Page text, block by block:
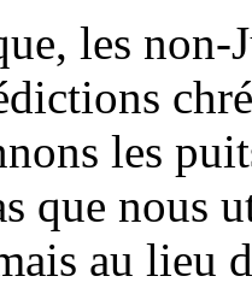
les
les
que nous
au lieu